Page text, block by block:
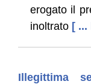
erogato il
inoltrato [ ...
Illegittima